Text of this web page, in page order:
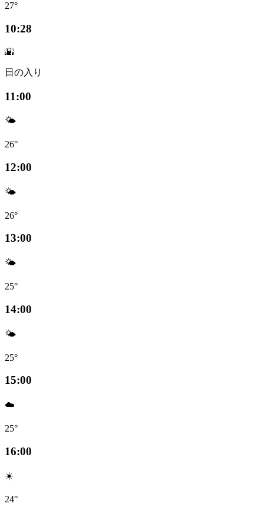
27°
10:28
🌇
日の入り
11:00
🌤️
26°
12:00
🌤️
26°
13:00
🌤️
25°
14:00
🌤️
25°
15:00
☁️
25°
16:00
☀️
24°